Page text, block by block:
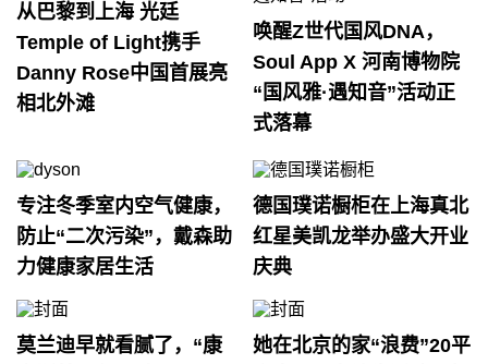
从巴黎到上海 光廷
Temple of Light携手
Danny Rose中国首展亮
相北外滩
唤醒Z世代国风DNA，
Soul App X 河南博物院
“国风雅·遇知音”活动正
式落幕
专注冬季室内空气健康，
防止“二次污染”，戴森助
力健康家居生活
德国璞诺橱柜在上海真北
红星美凯龙举办盛大开业
庆典
莫兰迪早就看腻了，“康
她在北京的家“浪费”20平